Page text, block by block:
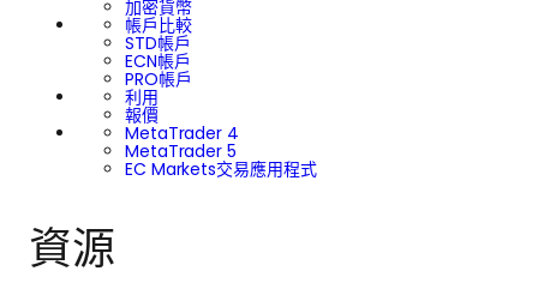
加密貨幣
帳戶比較
STD帳戶
ECN帳戶
PRO帳戶
利用
報價
MetaTrader 4
MetaTrader 5
EC Markets交易應用程式
資源